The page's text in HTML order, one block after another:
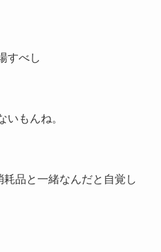
すべし
もんね。
品と一緒なんだと自覚し